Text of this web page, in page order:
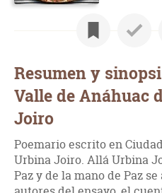
Resumen y
Valle de Anáhuac
Joiro
Poemario escrito en
Urbina Joiro. Allá Urbina
Paz y de la mano de Paz